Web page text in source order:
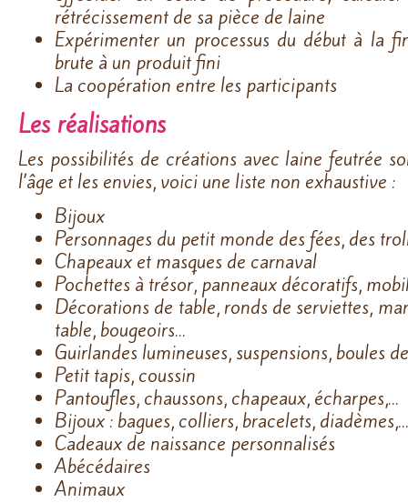
rétrécissement de sa pièce de laine
Expérimenter un processus du début à la
brute à un produit fini
La coopération entre les participants
Les réalisations
Les possibilités de créations avec laine feutrée
l’âge et les envies, voici une liste non exhaustive :
Bijoux
Personnages du petit monde des fées, des
Chapeaux et masques de carnaval
Pochettes à trésor, panneaux décoratifs,
Décorations de table, ronds de serviettes,
table, bougeoirs…
Guirlandes lumineuses, suspensions, boules
Petit tapis, coussin
Pantoufles, chaussons, chapeaux, écharpes,…
Bijoux : bagues, colliers, bracelets, diadèmes,…
Cadeaux de naissance personnalisés
Abécédaires
Animaux